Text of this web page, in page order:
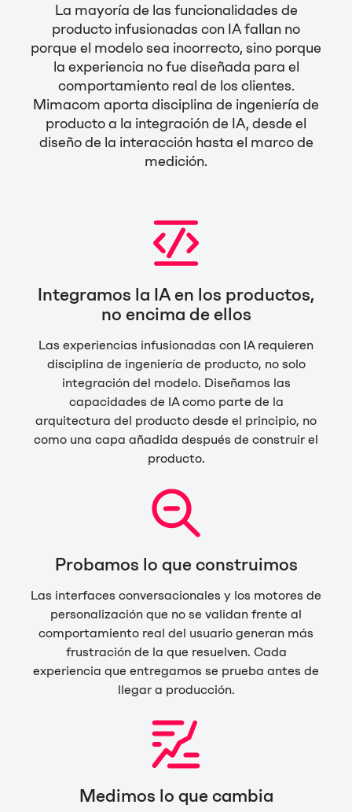
La mayoría de las funcionalidades de
producto infusionadas con IA fallan no
porque el modelo sea incorrecto, sino porque
la experiencia no fue diseñada para el
comportamiento real de los clientes.
Mimacom aporta disciplina de ingeniería de
producto a la integración de IA, desde el
diseño de la interacción hasta el marco de
medición.
Integramos la IA en los productos,
no encima de ellos
Las experiencias infusionadas con IA requieren
disciplina de ingeniería de producto, no solo
integración del modelo. Diseñamos las
capacidades de IA como parte de la
arquitectura del producto desde el principio, no
como una capa añadida después de construir el
producto.
Probamos lo que construimos
Las interfaces conversacionales y los motores de
personalización que no se validan frente al
comportamiento real del usuario generan más
frustración de la que resuelven. Cada
experiencia que entregamos se prueba antes de
llegar a producción.
Medimos lo que cambia